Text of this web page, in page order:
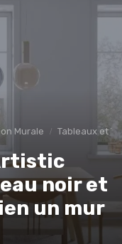
Murale Tableaux et
noir et
un mur